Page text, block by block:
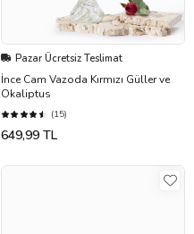
Pazar Ücretsiz Teslimat
İnce Cam Vazoda Kırmızı Güller ve
Okaliptus
(15)
649,99 TL